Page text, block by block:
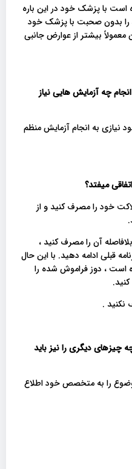
است با پزشک خود در این باره
بدون صحبت با پزشک خود
بیشتر از عوارض جانبی
چه آزمایش هایی نیاز
نیازی به انجام آزمایش منظم
میفتد؟
خود را مصرف کنید و از
آن را مصرف کنید ،
قبلی ادامه دهید. با این حال
است ، دوز فراموش شده را
نکنید .
دیگری را نیز باید
را به متخصص خود اطلاع